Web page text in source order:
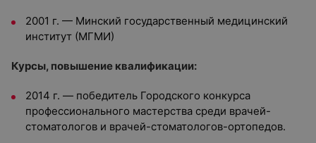
2001 г. — Минский государственный медицинский
институт (МГМИ)
Курсы, повышение квалификации:
2014 г. — победитель Городского конкурса
профессионального мастерства среди врачей-
стоматологов и врачей-стоматологов-ортопедов.